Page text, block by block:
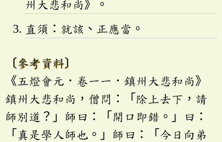
州大悲和尚》。
直須：就該、正應當。
〔參考資料〕
《五燈會元．卷一一．鎮州大悲和尚》
鎮州大悲和尚，僧問：「除上去下，請
師別道？」師曰：「開口即錯。」曰：
「真是學人師也。」師曰：「今日向弟